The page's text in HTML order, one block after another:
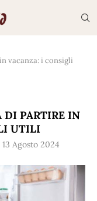
vacanza: i consigli
DI PARTIRE IN
UTILI
13 Agosto 2024